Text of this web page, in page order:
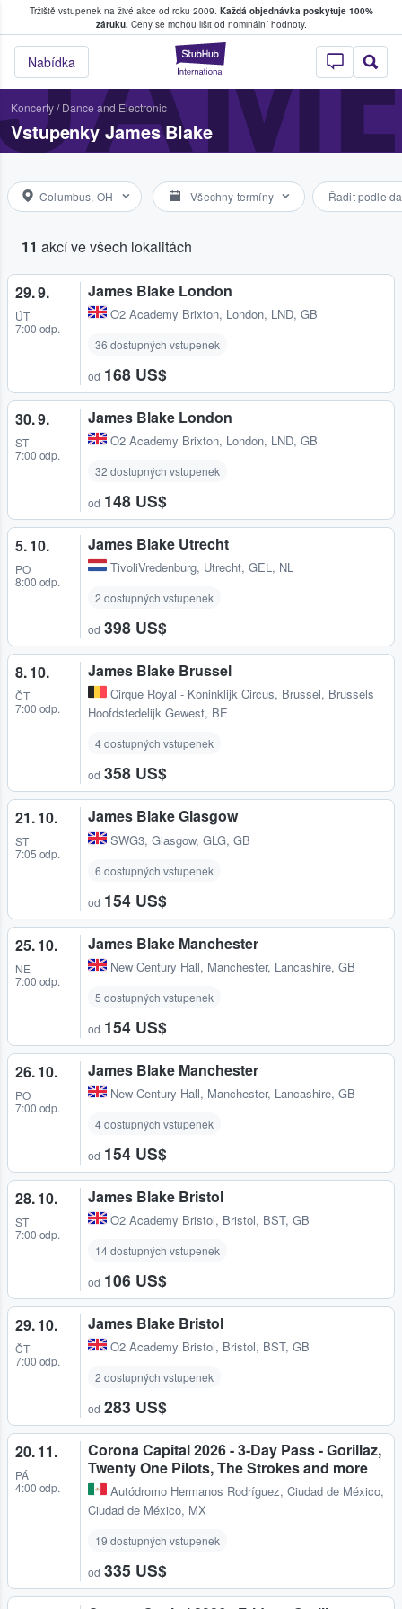
Tržiště vstupenek na živé akce od roku 2009. Každá objednávka poskytuje 100%
záruku.Ceny se mohou lišit od nominální hodnoty.
StubHub –
Nabídka
kde fanoušci kupují a prodávají vstupenky
Koncerty/ Dance and Electronic
Vstupenky James Blake
Columbus, OH Všechny termíny Řadit podle
11 akcí ve všech lokalitách
29. 9.
ÚT
7:00 odp.
James Blake London
O2 Academy Brixton, London, LND, GB
36 dostupných vstupenek
od 168 US$
30. 9.
ST
7:00 odp.
James Blake London
O2 Academy Brixton, London, LND, GB
32 dostupných vstupenek
od 148 US$
5. 10.
PO
8:00 odp.
James Blake Utrecht
TivoliVredenburg, Utrecht, GEL, NL
2 dostupných vstupenek
od 398 US$
8. 10.
ČT
7:00 odp.
James Blake Brussel
Cirque Royal - Koninklijk Circus, Brussel, Brussels
Hoofdstedelijk Gewest, BE
4 dostupných vstupenek
od 358 US$
21. 10.
ST
7:05 odp.
James Blake Glasgow
SWG3, Glasgow, GLG, GB
6 dostupných vstupenek
od 154 US$
25. 10.
NE
7:00 odp.
James Blake Manchester
New Century Hall, Manchester, Lancashire, GB
5 dostupných vstupenek
od 154 US$
26. 10.
PO
7:00 odp.
James Blake Manchester
New Century Hall, Manchester, Lancashire, GB
4 dostupných vstupenek
od 154 US$
28. 10.
ST
7:00 odp.
James Blake Bristol
O2 Academy Bristol, Bristol, BST, GB
14 dostupných vstupenek
od 106 US$
29. 10.
ČT
7:00 odp.
James Blake Bristol
O2 Academy Bristol, Bristol, BST, GB
2 dostupných vstupenek
od 283 US$
20. 11.
PÁ
4:00 odp.
Corona Capital 2026 - 3-Day Pass - Gorillaz,
Twenty One Pilots, The Strokes and more
Autódromo Hermanos Rodríguez, Ciudad de México,
Ciudad de México, MX
19 dostupných vstupenek
od 335 US$